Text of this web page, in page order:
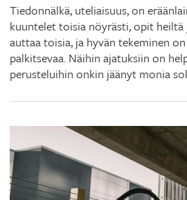
Tiedonnälkä, uteliaisuus, on
kuuntelet toisia nöyrästi, opit heiltä
auttaa toisia, ja hyvän tekeminen
palkitsevaa. Näihin ajatuksiin on
perusteluihin onkin jäänyt monia